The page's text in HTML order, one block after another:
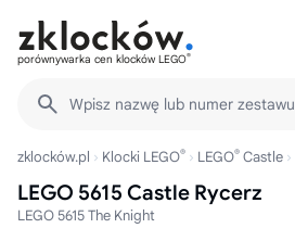
porównywarka cen klocków LEGO®
Wpisz nazwę lub numer zestawu
zklocków.pl Klocki LEGO® LEGO® Castle
LEGO 5615 Castle Rycerz
LEGO 5615 The Knight